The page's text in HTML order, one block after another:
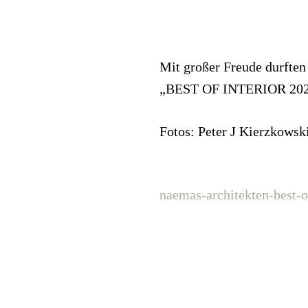
Mit großer Freude
„BEST OF INTERIOR
Fotos: Peter J
naemas-architekten-